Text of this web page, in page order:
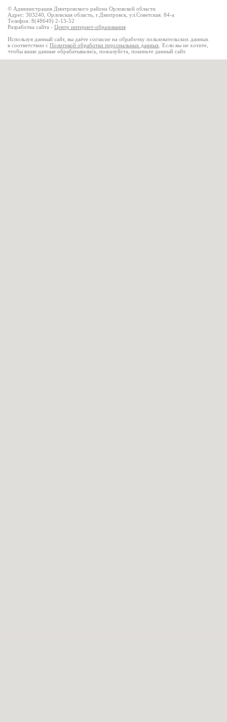
© Администрация Дмитровского района Орловской области
Адрес: 303240, Орловская область, г.Дмитровск, ул.Советская. 84-а
Телефон: 8(48649) 2-13-52
Разработка сайта - Центр интернет-образования
Используя данный сайт, вы даёте согласие на обработку пользовательских данных
в соответствии с Политикой обработки персональных данных . Если вы не хотите,
чтобы ваши данные обрабатывались, пожалуйста, покиньте данный сайт.